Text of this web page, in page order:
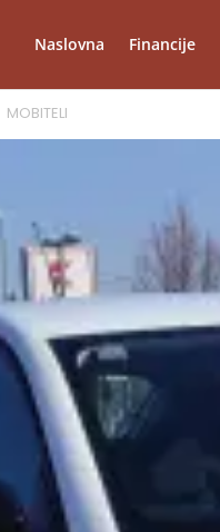
Naslovna Financije